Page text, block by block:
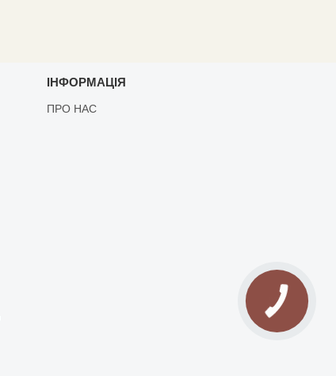
ІНФОРМАЦІЯ
ПРО НАС